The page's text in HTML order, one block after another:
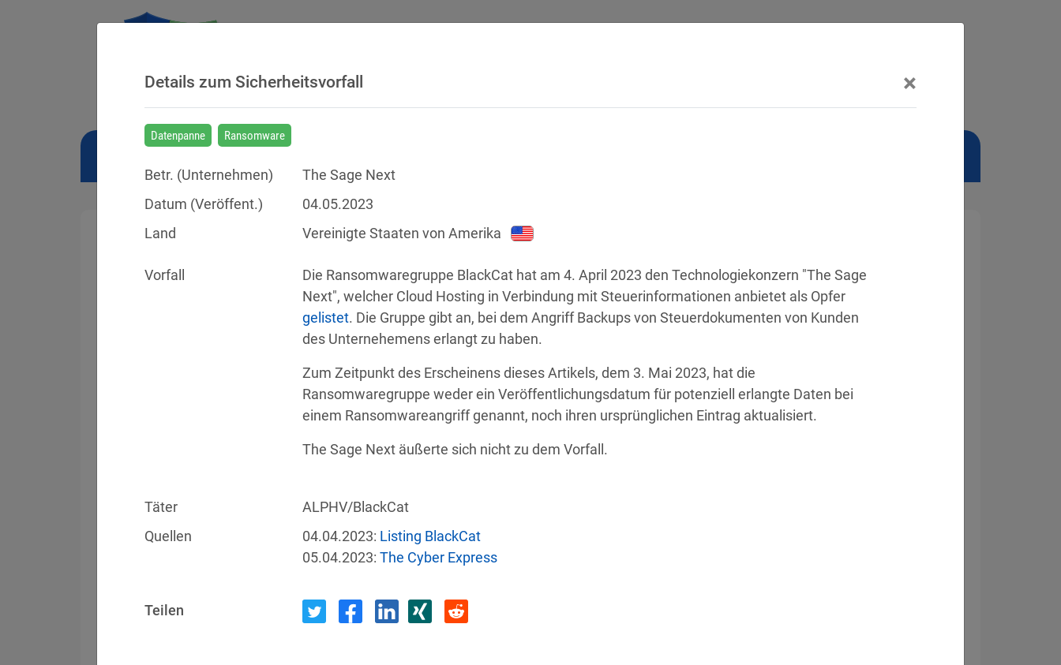
Sicherheitsvorfälle
Datenpannen, Cyber-Angriffe und Schwachstellen
Länderauswahl
US
Details zum Sicherheitsvorfall ×
Datenpanne Ransomware
Betr. (Unternehmen)
The Sage Next
Datum (Veröffent.)
04.05.2023
Land
Vereinigte Staaten von Amerika
Vorfall
Die Ransomwaregruppe BlackCat hat am 4. April 2023 den Technologiekonzern "The Sage
gelistet. Die Gruppe gibt an, bei dem Angriff Backups von Steuerdokumenten von Kunden
des Unternehemens erlangt zu haben.
Zum Zeitpunkt des Erscheinens dieses Artikels, dem 3. Mai 2023, hat die
Ransomwaregruppe weder ein Veröffentlichungsdatum für potenziell erlangte Daten bei
einem Ransomwareangriff genannt, noch ihren ursprünglichen Eintrag aktualisiert.
The Sage Next äußerte sich nicht zu dem Vorfall.
Täter
ALPHV/BlackCat
Quellen
04.04.2023: Listing BlackCat
05.04.2023: The Cyber Express
Teilen